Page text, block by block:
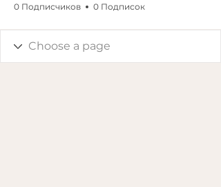
0 Подписчиков 0 Подписок